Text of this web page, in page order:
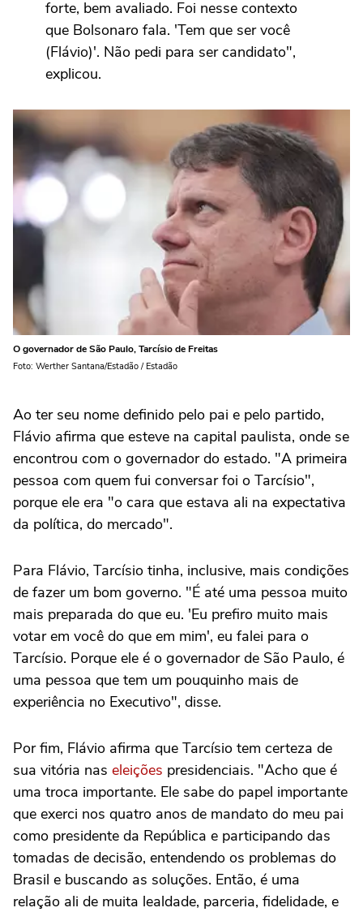
forte, bem avaliado. Foi nesse contexto
que Bolsonaro fala. 'Tem que ser você
(Flávio)'. Não pedi para ser candidato",
explicou.
O governador de São Paulo, Tarcísio de Freitas
Foto: Werther Santana/Estadão / Estadão
Ao ter seu nome definido pelo pai e pelo partido,
Flávio afirma que esteve na capital paulista, onde se
encontrou com o governador do estado. "A primeira
pessoa com quem fui conversar foi o Tarcísio",
porque ele era "o cara que estava ali na expectativa
da política, do mercado".
Para Flávio, Tarcísio tinha, inclusive, mais condições
de fazer um bom governo. "É até uma pessoa muito
mais preparada do que eu. 'Eu prefiro muito mais
votar em você do que em mim', eu falei para o
Tarcísio. Porque ele é o governador de São Paulo, é
uma pessoa que tem um pouquinho mais de
experiência no Executivo", disse.
Por fim, Flávio afirma que Tarcísio tem certeza de
sua vitória nas eleições presidenciais. "Acho que é
uma troca importante. Ele sabe do papel importante
que exerci nos quatro anos de mandato do meu pai
como presidente da República e participando das
tomadas de decisão, entendendo os problemas do
Brasil e buscando as soluções. Então, é uma
relação ali de muita lealdade, parceria, fidelidade, e